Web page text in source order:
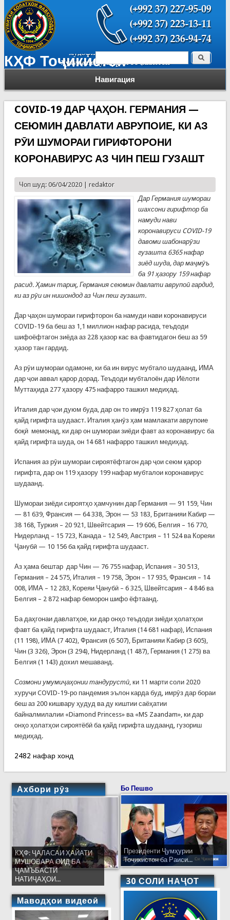
КҲФ Тоҷикистон
Навигация
Форма поиска Поиск
COVID-19 ДАР ҶАҲОН. ГЕРМАНИЯ —
СЕЮМИН ДАВЛАТИ АВРУПОИЕ, КИ АЗ
РӮИ ШУМОРАИ ГИРИФТОРОНИ
КОРОНАВИРУС АЗ ЧИН ПЕШ ГУЗАШТ
Чоп шуд: 06/04/2020 | redaktor
Дар Германия шумораи
шахсони гирифтор ба
намуди нави
коронавируси COVID-19
давоми шабонарӯзи
гузашта 6365 нафар
зиёд шуда, дар маҷмӯъ
ба 91 ҳазору 159 нафар
расид. Ҳамин тариқ, Германия сеюмин давлати аврупоӣ гардид,
ки аз рӯи ин нишондод аз Чин пеш гузашт.
Дар ҷаҳон шумораи гирифторон ба намуди нави коронавируси
COVID-19 ба беш аз 1,1 миллион нафар расида, теъдоди
шифоёфтагон зиёда аз 228 ҳазор кас ва фавтидагон беш аз 59
ҳазор тан гардид.
Аз рӯи шумораи одамоне, ки ба ин вирус мубтало шудаанд, ИМА
дар ҷои аввал қарор дорад. Теъдоди мубталоён дар Иёлоти
Муттаҳида 277 ҳазору 475 нафарро ташкил медиҳад.
Италия дар ҷои дуюм буда, дар он то имрӯз 119 827 ҳолат ба
қайд гирифта шудааст. Италия ҳанӯз ҳам мамлакати аврупоие
боқӣ мемонад, ки дар он шумораи зиёди фавт аз коронавирус ба
қайд гирифта шуда, он 14 681 нафарро ташкил медиҳад.
Испания аз рӯи шумораи сироятёфтагон дар ҷои сеюм қарор
гирифта, дар он 119 ҳазору 199 нафар мубталои коронавирус
шудаанд.
Шумораи зиёди сироятҳо ҳамчунин дар Германия — 91 159, Чин
— 81 639, Франсия — 64 338, Эрон — 53 183, Британияи Кабир —
38 168, Туркия – 20 921, Швейтсария — 19 606, Белгия – 16 770,
Нидерланд – 15 723, Канада – 12 549, Австрия – 11 524 ва Кореяи
Ҷанубӣ — 10 156 ба қайд гирифта шудааст.
Аз ҳама бештар дар Чин — 76 755 нафар, Испания – 30 513,
Германия – 24 575, Италия – 19 758, Эрон – 17 935, Франсия – 14
008, ИМА – 12 283, Кореяи Ҷанубӣ – 6 325, Швейтсария – 4 846 ва
Белгия – 2 872 нафар беморон шифо ёфтаанд.
Ба даҳгонаи давлатҳое, ки дар онҳо теъдоди зиёди ҳолатҳои
фавт ба қайд гирифта шудааст, Италия (14 681 нафар), Испания
(11 198), ИМА (7 402), Франсия (6 507), Британияи Кабир (3 605),
Чин (3 326), Эрон (3 294), Нидерланд (1 487), Германия (1 275) ва
Белгия (1 143) дохил мешаванд.
Созмони умумиҷаҳонии тандурустӣ, ки 11 марти соли 2020
хуруҷи COVID-19-ро пандемия эълон карда буд, имрӯз дар бораи
беш аз 200 кишвару ҳудуд ва ду киштии саёҳатии
байналмилалии «Diamond Princess» ва «MS Zaandam», ки дар
онҳо ҳолатҳои сироятёбӣ ба қайд гирифта шудаанд, гузориш
медиҳад.
2482 нафар хонд
Ахбори рӯз
КҲФ: ҶАЛАСАИ ҲАЙАТИ
МУШОВАРА ОИД БА
ҶАМЪБАСТИ
НАТИҶАҲОИ...
Маводҳои видеоӣ
Бо Пешво
Президенти Ҷумҳурии
Тоҷикистон ба Раиси...
30 СОЛИ НАҶОТ